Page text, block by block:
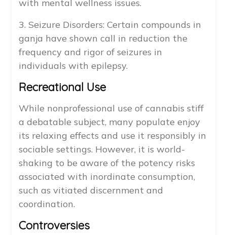
with mental wellness issues.
3. Seizure Disorders: Certain compounds in
ganja have shown call in reduction the
frequency and rigor of seizures in
individuals with epilepsy.
Recreational Use
While nonprofessional use of cannabis stiff
a debatable subject, many populate enjoy
its relaxing effects and use it responsibly in
sociable settings. However, it is world-
shaking to be aware of the potency risks
associated with inordinate consumption,
such as vitiated discernment and
coordination.
Controversies